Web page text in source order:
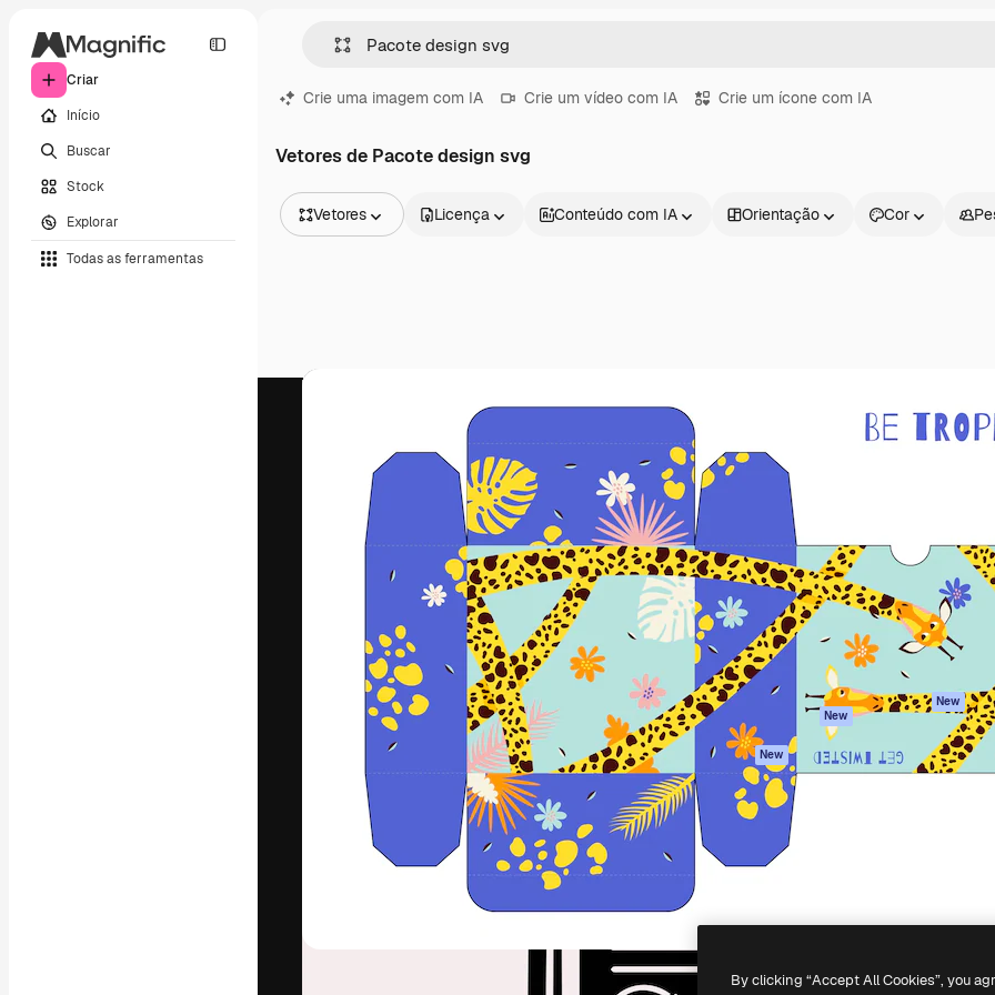
Criar
Início
Buscar
Stock
Explorar
Todas as ferramentas
Crie uma imagem com IA Crie um vídeo com IA Crie um ícone com IA
Vetores de Pacote design svg
Vetores
Vídeos
Licença Conteúdo com IA Orientação Cor
A plataforma criativa para você direcionar
seu melhor trabalho. Mais de 1 milhão de
assinantes entre criativos, empresas,
agências e estúdios.
Português
Produtos
Spaces
Assistente de IA
Gerador de
imagens
Gerador de vídeos
Texto para voz
Conteúdo de stock
MCP para
Claude/ChatGPT
New
Agentes New
App móvel
Todas as
ferramentas
Documentação
Atendimento
Termos e
condições
Política de
privacidade
Originais New
Política de cookies
Central de
confiabilidade
Todos os direitos reservados.
By clicking “Accept All Cookies”, you